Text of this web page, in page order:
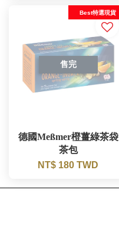
售完
Best特選現貨
德國Meßmer橙薑綠茶袋
茶包
NT$ 180 TWD